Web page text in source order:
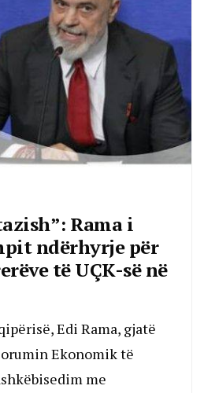
Rama i
ndërhyrje për
të UÇK-së në
Edi Rama, gjatë
Ekonomik të
me